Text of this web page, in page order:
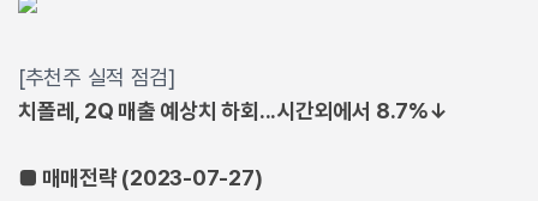
[추천주 실적 점검]
치폴레, 2Q 매출 예상치 하회...시간외에서 8.7%↓
■ 매매전략 (2023-07-27)